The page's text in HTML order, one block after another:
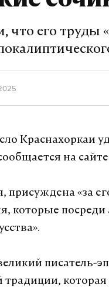
все эти проекты.
вMAX. Он
мы есть вTelegram
#театр
«undefined»
что его труды
Краснахоркаи
на
присуждена «за
которые посреди
писатель-
традиции,